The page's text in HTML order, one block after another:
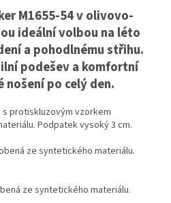
M1655-54 v olivovo-
ideální volbou na léto
a pohodlnému střihu.
podešev a komfortní
po celý den.
protiskluzovým vzorkem
Podpatek vysoký 3 cm.
ze syntetického materiálu.
ze syntetického materiálu.